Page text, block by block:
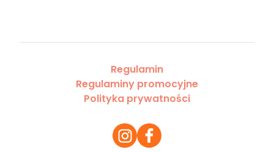
Regulamin
Regulaminy promocyjne
Polityka prywatności